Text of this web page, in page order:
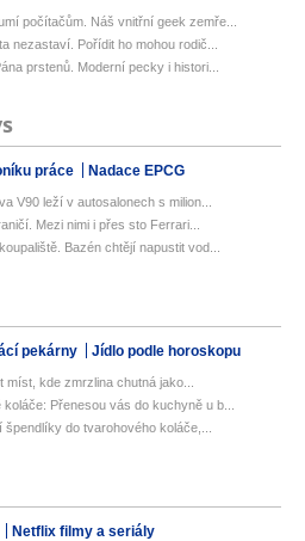
počítačům. Náš vnitřní geek zemře...
nezastaví. Pořídit ho mohou rodič...
prstenů. Moderní pecky i histori...
práce Nadace EPCG
V90 leží v autosalonech s milion...
Mezi nimi i přes sto Ferrari...
Bazén chtějí napustit vod...
pekárny Jídlo podle horoskopu
kde zmrzlina chutná jako...
Přenesou vás do kuchyně u b...
do tvarohového koláče,...
Netflix filmy a seriály